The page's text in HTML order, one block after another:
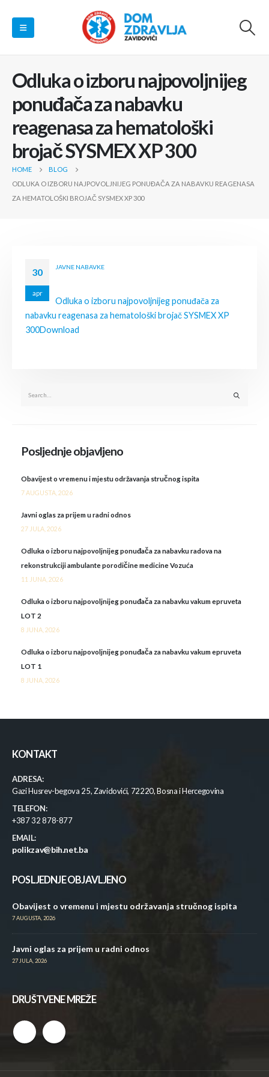
Odluka o izboru najpovoljnijeg
ponuđača za nabavku
reagenasa za hematološki
brojač SYSMEX XP 300
HOME
BLOG
ODLUKA O IZBORU NAJPOVOLJNIJEG PONUĐAČA ZA NABAVKU REAGENASA
ZA HEMATOLOŠKI BROJAČ SYSMEX XP 300
30
apr
JAVNE NABAVKE
Odluka o izboru najpovoljnijeg ponuđača za
nabavku reagenasa za hematološki brojač SYSMEX XP
300Download
Posljednje objavljeno
Obavijest o vremenu i mjestu održavanja stručnog ispita
7 AUGUSTA, 2026
Javni oglas za prijem u radni odnos
27 JULA, 2026
Odluka o izboru najpovoljnijeg ponuđača za nabavku radova na
rekonstrukciji ambulante porodičine medicine Vozuća
11 JUNA, 2026
Odluka o izboru najpovoljnijeg ponuđača za nabavku vakum epruveta
LOT 2
8 JUNA, 2026
Odluka o izboru najpovoljnijeg ponuđača za nabavku vakum epruveta
LOT 1
8 JUNA, 2026
KONTAKT
ADRESA:
Gazi Husrev-begova 25, Zavidovići, 72220, Bosna i Hercegovina
TELEFON:
+387 32 878-877
EMAIL:
polikzav@bih.net.ba
POSLJEDNJE OBJAVLJENO
Obavijest o vremenu i mjestu održavanja stručnog ispita
7 AUGUSTA, 2026
Javni oglas za prijem u radni odnos
27 JULA, 2026
DRUŠTVENE MREŽE